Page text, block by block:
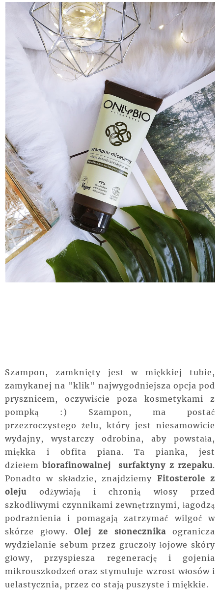
Szampon, zamknięty jest w miękkiej tubie,
zamykanej na "klik" najwygodniejsza opcja pod
prysznicem, oczywiście poza kosmetykami z
pompką :) Szampon, ma postać
przezroczystego żelu, który jest niesamowicie
wydajny, wystarczy odrobina, aby powstała,
miękka i obfita piana. Ta pianka, jest
dziełembiorafinowalnej surfaktyny z rzepaku.
Ponadto w składzie , znajdziemy Fitosterole z
oleju odżywiają i chronią włosy przed
szkodliwymi czynnikami zewnętrznymi, łagodzą
podrażnienia i pomagają zatrzymać wilgoć w
skórze głowy.Olej ze słonecznika ogranicza
wydzielanie sebum przez gruczoły łojowe skóry
głowy, przyspiesza regenerację i gojenia
mikrouszkodzeń oraz stymuluje wzrost włosów i
uelastycznia, przez co stają puszyste i miękkie.